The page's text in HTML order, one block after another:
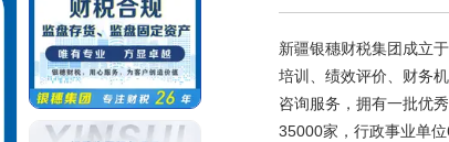
新疆银穗财税集团成立
培训、绩效评价、财务
咨询服务，拥有一批优
35000家，行政事业单